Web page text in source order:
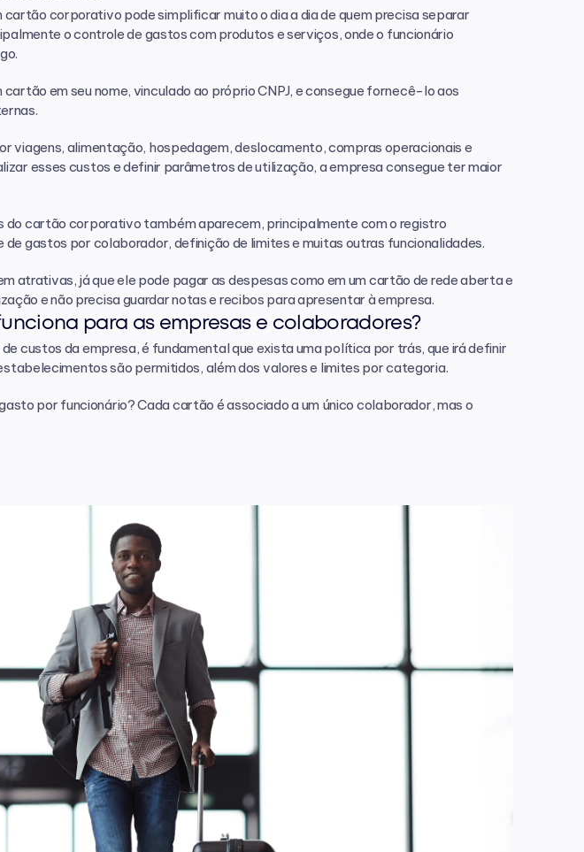
cartão corporativo pode simplificar muito o dia a dia de quem precisa separar
o controle de gastos com produtos e serviços, onde o funcionário
cartão em seu nome, vinculado ao próprio CNPJ, e consegue fornecê-lo aos
viagens, alimentação, hospedagem, deslocamento, compras operacionais e
esses custos e definir parâmetros de utilização, a empresa consegue ter maior
do cartão corporativo também aparecem, principalmente com o registro
gastos por colaborador, definição de limites e muitas outras funcionalidades.
atrativas, já que ele pode pagar as despesas como em um cartão de rede aberta e
e não precisa guardar notas e recibos para apresentar à empresa.
para as empresas e colaboradores?
custos da empresa, é fundamental que exista uma política por trás, que irá definir
são permitidos, além dos valores e limites por categoria.
por funcionário? Cada cartão é associado a um único colaborador, mas o